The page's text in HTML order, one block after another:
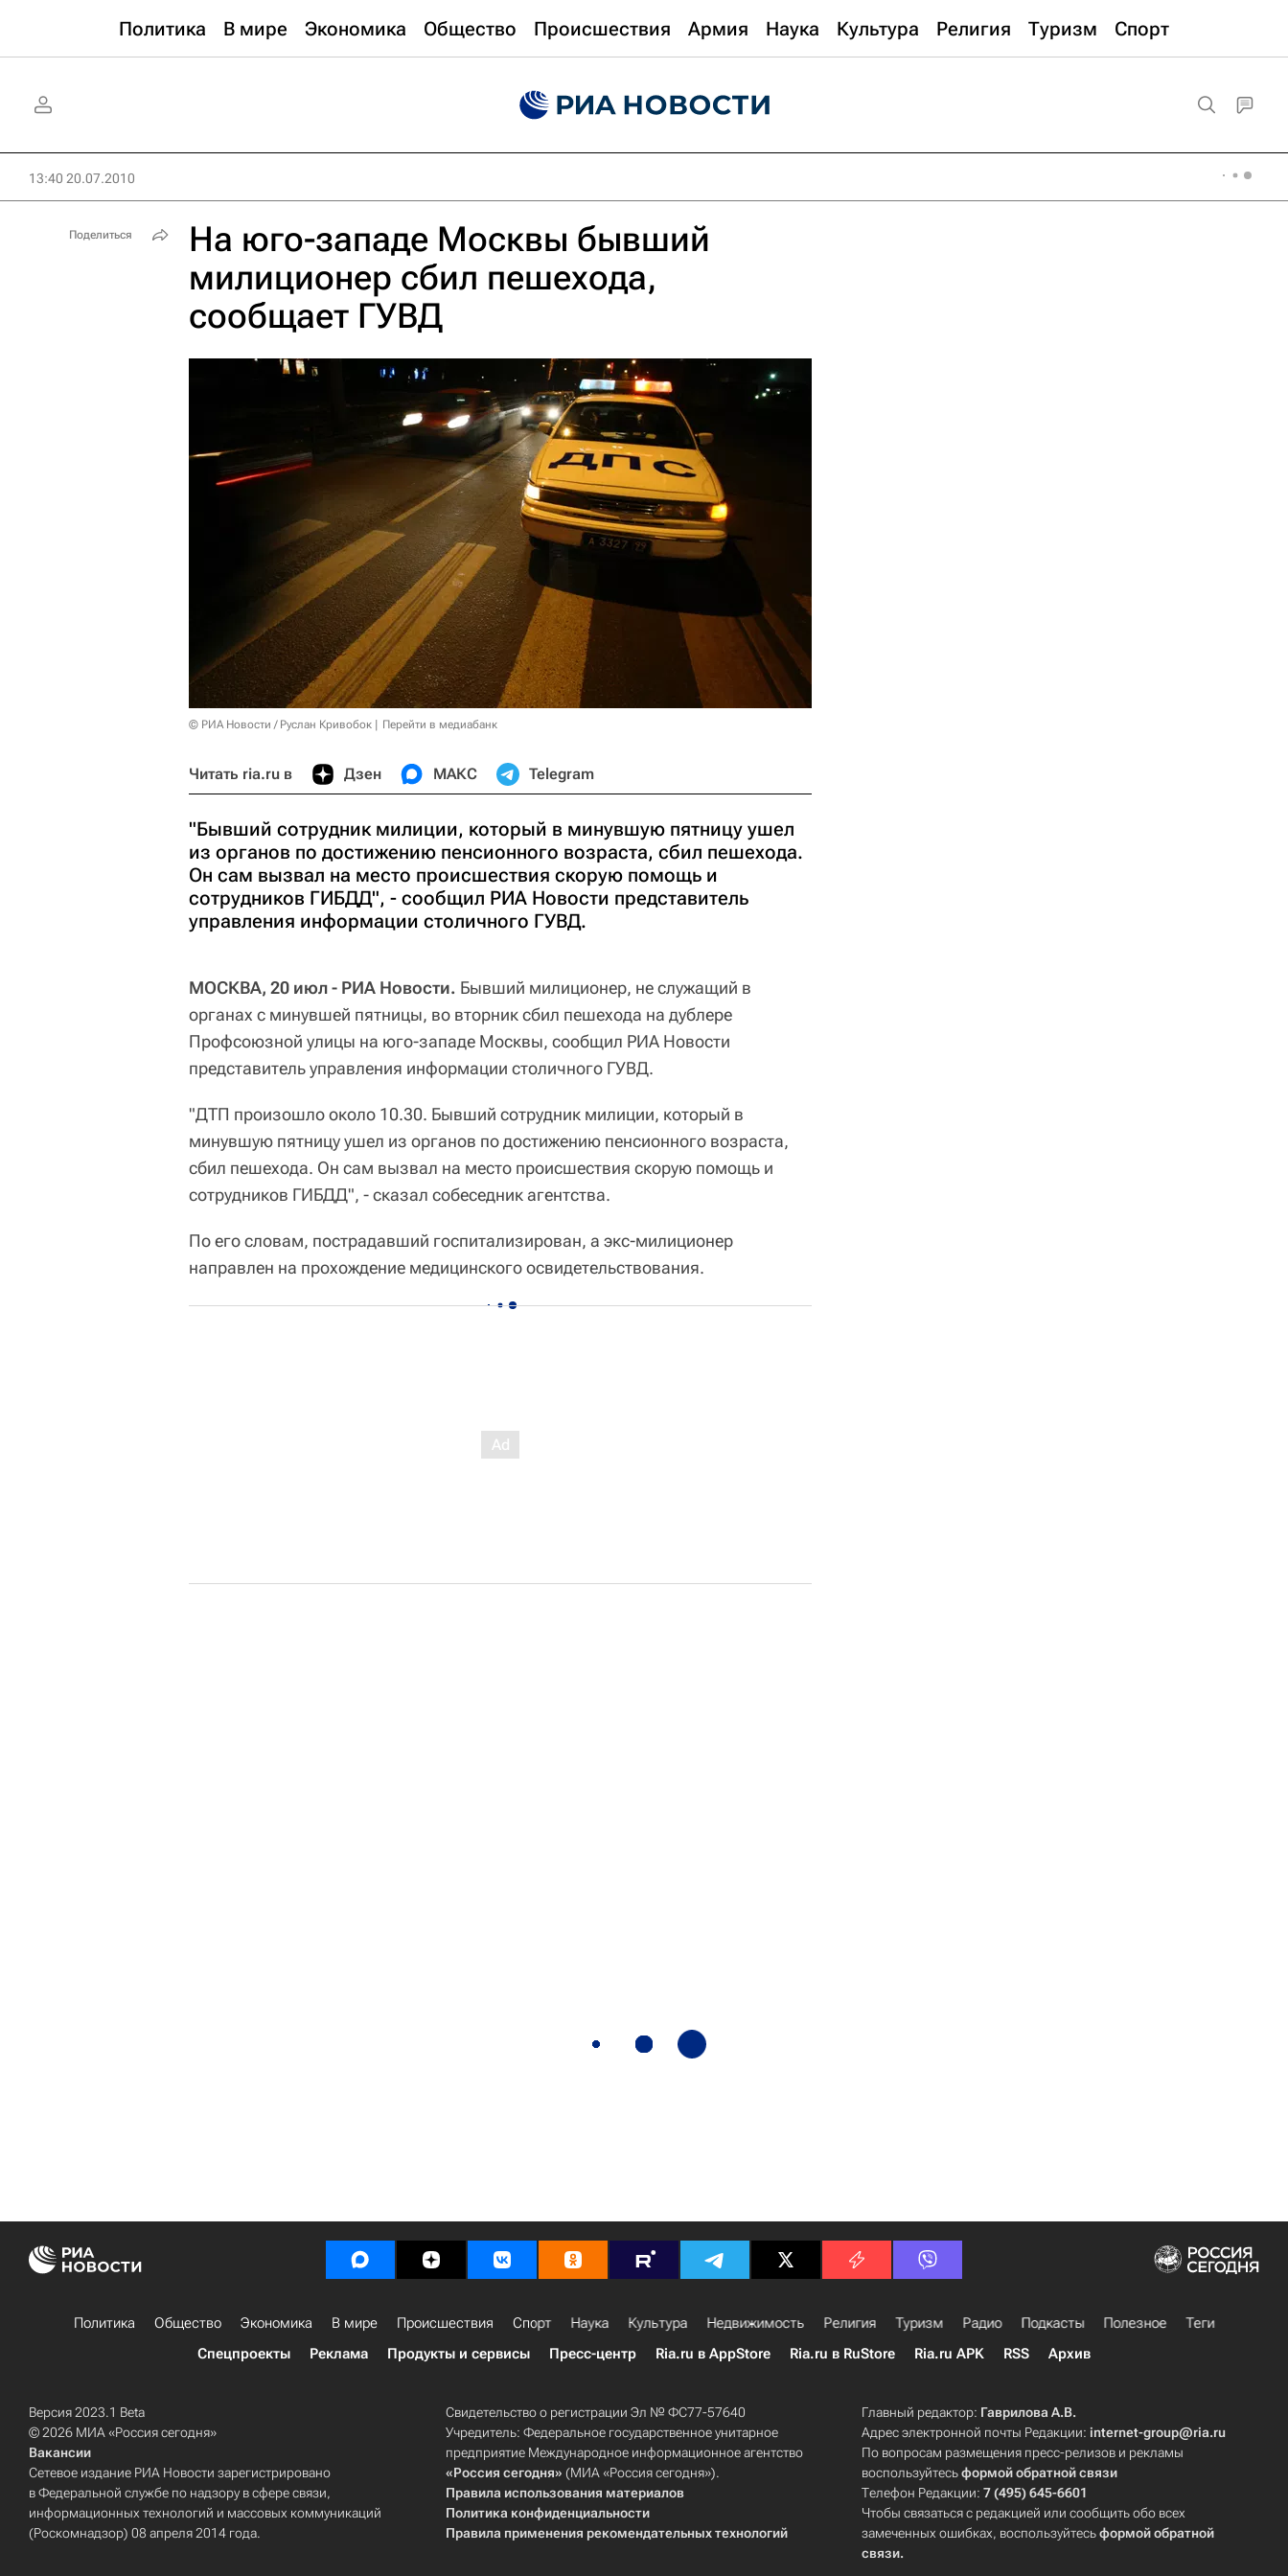
Политика В мире Экономика Общество Происшествия Армия Наука Культура Религия Туризм Спорт
13:40 20.07.2010
На юго-западе Москвы бывший
милиционер сбил пешехода,
сообщает ГУВД
© РИА Новости / Руслан Кривобок Перейти в медиабанк
Читать ria.ru в Дзен МАКС Telegram
"Бывший сотрудник милиции, который в минувшую пятницу ушел
из органов по достижению пенсионного возраста, сбил пешехода.
Он сам вызвал на место происшествия скорую помощь и
сотрудников ГИБДД", - сообщил РИА Новости представитель
управления информации столичного ГУВД.
МОСКВА, 20 июл - РИА Новости. Бывший милиционер, не служащий в
органах с минувшей пятницы, во вторник сбил пешехода на дублере
Профсоюзной улицы на юго-западе Москвы, сообщил РИА Новости
представитель управления информации столичного ГУВД.
"ДТП произошло около 10.30. Бывший сотрудник милиции, который в
минувшую пятницу ушел из органов по достижению пенсионного возраста,
сбил пешехода. Он сам вызвал на место происшествия скорую помощь и
сотрудников ГИБДД", - сказал собеседник агентства.
По его словам, пострадавший госпитализирован, а экс-милиционер
направлен на прохождение медицинского освидетельствования.
Поделиться
Политика Общество Экономика В мире Происшествия Спорт Наука Культура Недвижимость Религия Туризм Радио Подкасты Полезное
Теги
Спецпроекты
Реклама Продукты и сервисы Пресс-центр Ria.ru в AppStore Ria.ru в RuStore Ria.ru APK RSS Архив
Версия 2023.1 Beta
© 2026 МИА «Россия сегодня»
Вакансии
Сетевое издание РИА Новости зарегистрировано
в Федеральной службе по надзору в сфере связи,
информационных технологий и массовых коммуникаций
(Роскомнадзор) 08 апреля 2014 года.
Свидетельство о регистрации Эл № ФС77-57640
Учредитель: Федеральное государственное унитарное
предприятие Международное информационное агентство
«Россия сегодня» (МИА «Россия сегодня»).
Правила использования материалов
Политика конфиденциальности
Правила применения рекомендательных технологий
Главный редактор: Гаврилова А.В.
Адрес электронной почты Редакции:internet-group@ria.ru
По вопросам размещения пресс-релизов и рекламы
воспользуйтесьформой обратной связи
Телефон Редакции:7 (495) 645-6601
Чтобы связаться с редакцией или сообщить обо всех
замеченных ошибках, воспользуйтесьформой обратной
связи.